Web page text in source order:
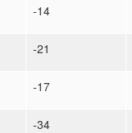
-14
-21
-17
-34